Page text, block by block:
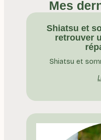
Mes
Shiatsu et
retrouver
Shiatsu et